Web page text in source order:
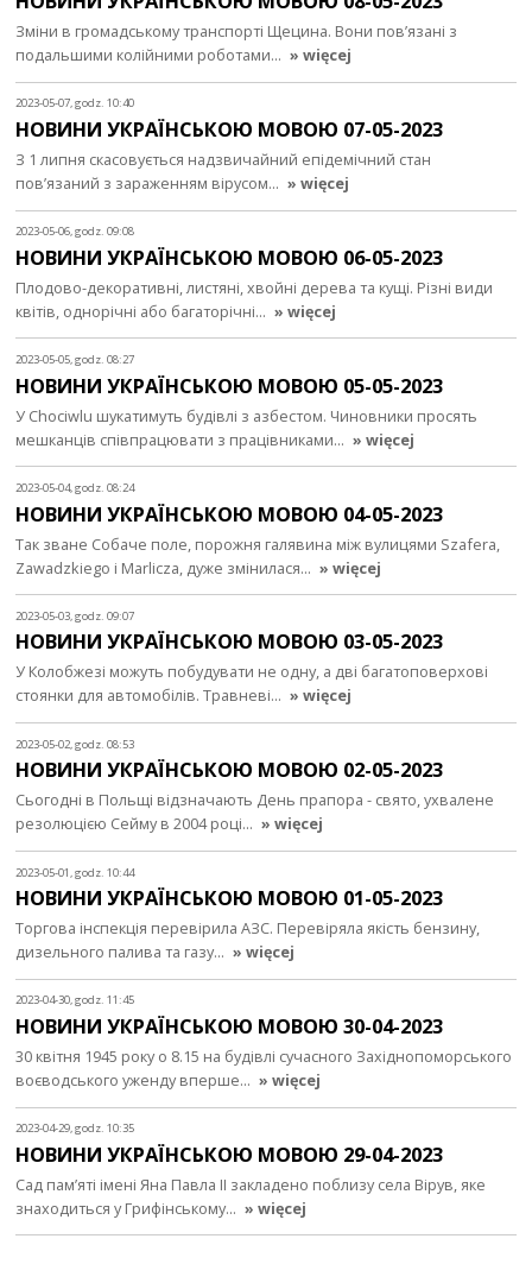
Зміни в громадському транспорті Щецина. Вони пов’язані з
подальшими колійними роботами… » więcej
2023-05-07, godz. 10:40
НОВИНИ УКРАЇНСЬКОЮ МОВОЮ 07-05-2023
З 1 липня скасовується надзвичайний епідемічний стан
пов’язаний з зараженням вірусом… » więcej
2023-05-06, godz. 09:08
НОВИНИ УКРАЇНСЬКОЮ МОВОЮ 06-05-2023
Плодово-декоративні, листяні, хвойні дерева та кущі. Різні види
квітів, однорічні або багаторічні… » więcej
2023-05-05, godz. 08:27
НОВИНИ УКРАЇНСЬКОЮ МОВОЮ 05-05-2023
У Chociwlu шукатимуть будівлі з азбестом. Чиновники просять
мешканців співпрацювати з працівниками… » więcej
2023-05-04, godz. 08:24
НОВИНИ УКРАЇНСЬКОЮ МОВОЮ 04-05-2023
Так зване Собаче поле, порожня галявина між вулицями Szafera,
Zawadzkiego i Marlicza, дуже змінилася… » więcej
2023-05-03, godz. 09:07
НОВИНИ УКРАЇНСЬКОЮ МОВОЮ 03-05-2023
У Колобжезі можуть побудувати не одну, а дві багатоповерхові
стоянки для автомобілів. Травневі… » więcej
2023-05-02, godz. 08:53
НОВИНИ УКРАЇНСЬКОЮ МОВОЮ 02-05-2023
Сьогодні в Польщі відзначають День прапора - свято, ухвалене
резолюцією Сейму в 2004 році… » więcej
2023-05-01, godz. 10:44
НОВИНИ УКРАЇНСЬКОЮ МОВОЮ 01-05-2023
Торгова інспекція перевірила АЗС. Перевіряла якість бензину,
дизельного палива та газу… » więcej
2023-04-30, godz. 11:45
НОВИНИ УКРАЇНСЬКОЮ МОВОЮ 30-04-2023
30 квітня 1945 року о 8.15 на будівлі сучасного Західнопоморського
воєводського уженду вперше… » więcej
2023-04-29, godz. 10:35
НОВИНИ УКРАЇНСЬКОЮ МОВОЮ 29-04-2023
Сад пам’яті імені Яна Павла ІІ закладено поблизу села Вірув, яке
знаходиться у Грифінському… » więcej